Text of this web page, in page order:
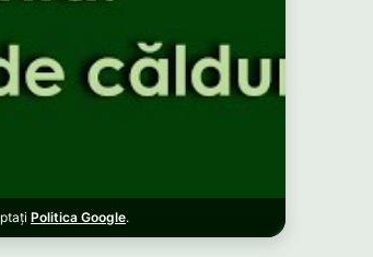
Politica Google.